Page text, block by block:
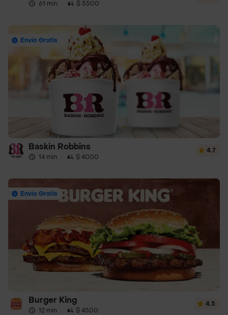
61 min · $ 5500
Envío Gratis
Baskin Robbins
14 min · $ 4000
4.7
Envío Gratis
Burger King
12 min · $ 4500
4.5